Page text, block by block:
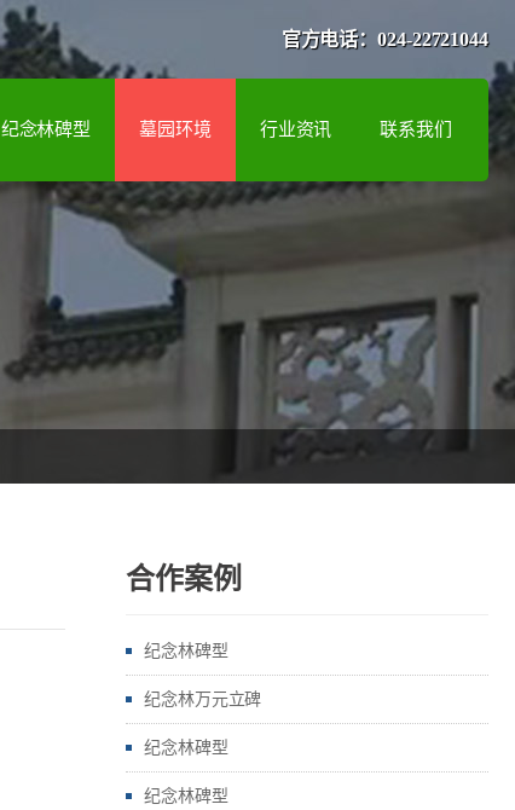
官方电话：024-22721044
纪念林碑型 墓园环境 行业资讯 联系我们
合作案例
纪念林碑型
纪念林万元立碑
纪念林碑型
纪念林碑型